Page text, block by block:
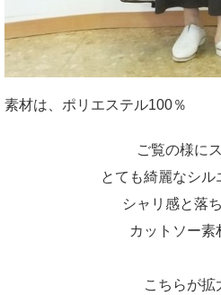
素材は、ポリエステル100％
ご覧の様に
とても綺麗なシル
シャリ感と落
カットソー素
こちらが拡